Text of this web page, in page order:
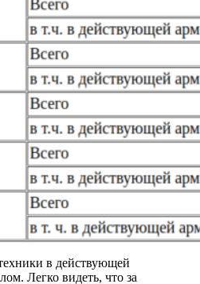
в действующей
Легко видеть, что за